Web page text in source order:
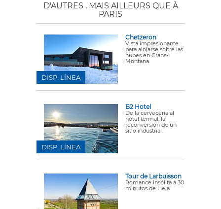
D'AUTRES , MAIS AILLEURS QUE À
PARIS
Chetzeron
Vista impresionante
para alojarse sobre las
nubes en Crans-
Montana.
DISP. LÍNEA
B2 Hotel
De la cervecería al
hotel termal, la
reconversión de un
sitio industrial.
DISP. LÍNEA
Tour de Larbuisson
Romance insólita a 30
minutos de Lieja